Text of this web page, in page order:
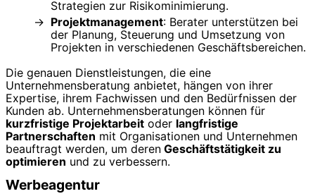
Strategien zur Risikominimierung.
Projektmanagement: Berater unterstützen bei
der Planung, Steuerung und Umsetzung von
Projekten in verschiedenen Geschäftsbereichen.
Die genauen Dienstleistungen, die eine
Unternehmensberatung anbietet, hängen von ihrer
Expertise, ihrem Fachwissen und den Bedürfnissen der
Kunden ab. Unternehmensberatungen können für
kurzfristige Projektarbeit oder langfristige
Partnerschaften mit Organisationen und Unternehmen
beauftragt werden, um deren Geschäftstätigkeit zu
optimieren und zu verbessern.
Werbeagentur